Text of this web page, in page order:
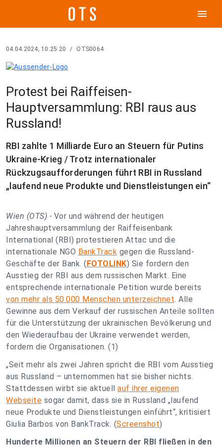
menu
04.04.2024, 10:25:20 / OTS0064
Protest bei Raiffeisen-
Hauptversammlung: RBI raus aus
Russland!
RBI zahlte 1 Milliarde Euro an Steuern für Putins
Ukraine-Krieg / Trotz internationaler
Rückzugsaufforderungen führt RBI in Russland
„laufend neue Produkte und Dienstleistungen ein“
Wien (OTS) - Vor und während der heutigen
Jahreshauptversammlung der Raiffeisenbank
International (RBI) protestieren Attac und die
internationale NGO BankTrack gegen die Russland-
Geschäfte der Bank. (FOTOLINK) Sie fordern den
Ausstieg der RBI aus dem russischen Markt. Eine
entsprechende internationale Petition wurde bereits
von mehr als 50.000 Menschen unterzeichnet. Alle
Gewinne aus dem Verkauf der russischen Anteile sollten
für die Unterstützung der ukrainischen Bevölkerung und
den Wiederaufbau der Ukraine verwendet werden,
fordern die Organisationen. (1)
„Seit mehr als zwei Jahren spricht die RBI vom Ausstieg
aus Russland – unternommen hat sie bisher nichts.
Stattdessen wirbt sie aktuell auf ihrer eigenen
Webseite sogar damit, dass sie in Russland „laufend
neue Produkte und Dienstleistungen einführt“, kritisiert
Giulia Barbos von BankTrack. (Screenshot)
Hunderte Millionen an Steuern der RBI fließen in den